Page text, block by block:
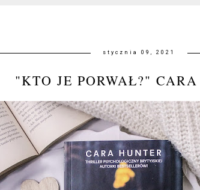
stycznia 09, 2021
"KTO JE PORWAŁ?"